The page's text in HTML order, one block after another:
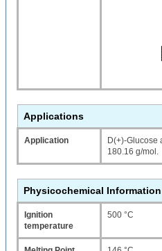
Applications
Application
D(+)-Glucose
180.16 g/mol.
Physicochemical Information
Ignition
temperature
500 °C